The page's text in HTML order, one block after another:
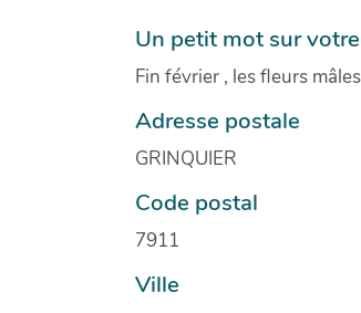
Un petit mot sur
Fin février , les fleurs
Adresse postale
GRINQUIER
Code postal
7911
Ville